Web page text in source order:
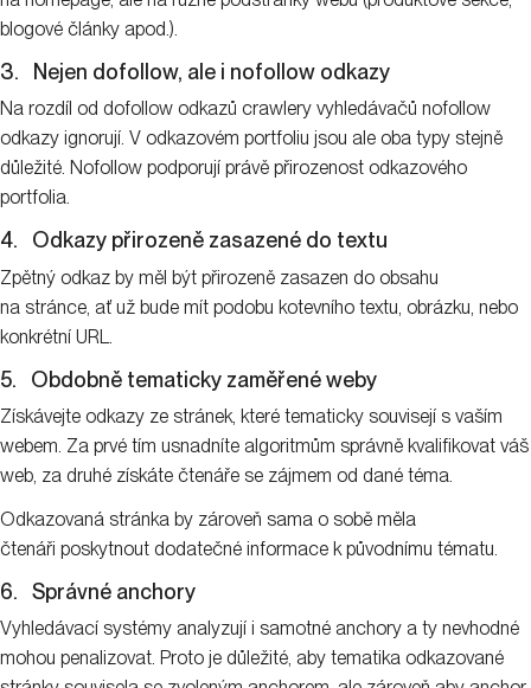
blogové články apod.).
3. Nejen dofollow, ale i nofollow odkazy
Na rozdíl od dofollow odkazů crawlery vyhledávačů nofollow
odkazy ignorují. V odkazovém portfoliu jsou ale oba typy stejně
důležité. Nofollow podporují právě přirozenost odkazového
portfolia.
4. Odkazy přirozeně zasazené do textu
Zpětný odkaz by měl být přirozeně zasazen do obsahu
na stránce, ať už bude mít podobu kotevního textu, obrázku, nebo
konkrétní URL.
5. Obdobně tematicky zaměřené weby
Získávejte odkazy ze stránek, které tematicky souvisejí s vaším
webem. Za prvé tím usnadníte algoritmům správně kvalifikovat váš
web, za druhé získáte čtenáře se zájmem od dané téma.
Odkazovaná stránka by zároveň sama o sobě měla
čtenáři poskytnout dodatečné informace k původnímu tématu.
6. Správné anchory
Vyhledávací systémy analyzují i samotné anchory a ty nevhodné
mohou penalizovat. Proto je důležité, aby tematika odkazované